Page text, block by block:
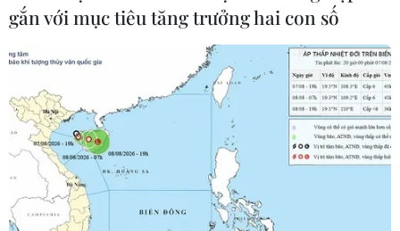
Giải mã Bảo vật Quốc gia: Bí ẩn
hai hiện vật bị gãy từ tay Bồ tát Tara
26/07/2023 08:15
Các hiện vật bị gãy từ tượng Bồ tát này mang ý nghĩa
đặc trưng tôn giáo của vương quốc Chăm-pa thời kỳ
Indravarman II, thời kỳ Phật giáo và Ấn Độ giáo tồn tại
gắn với mục tiêu tăng trưởng hai con số